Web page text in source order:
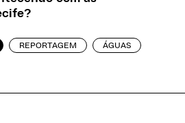
REPORTAGEM ÁGUAS